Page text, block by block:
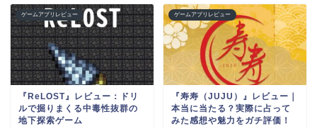
ゲームアプリレビュー
『ReLOST』レビュー：ドリ
ルで掘りまくる中毒性抜群の
地下探索ゲーム
ゲームアプリレビュー
『寿寿（JUJU）』レビュー｜
本当に当たる？実際に占って
みた感想や魅力をガチ評価！